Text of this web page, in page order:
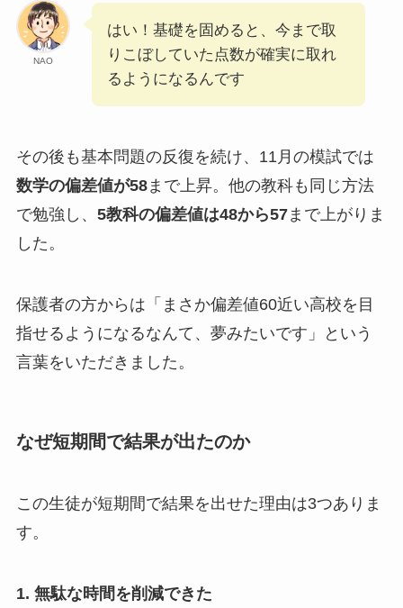
NAO
はい！基礎を固めると、今まで取
りこぼしていた点数が確実に取れ
るようになるんです
その後も基本問題の反復を続け、11月の模試では
数学の偏差値が58まで上昇。他の教科も同じ方法
で勉強し、 5教科の偏差値は48から57まで上がりま
した。
保護者の方からは「まさか偏差値60近い高校を目
指せるようになるなんて、夢みたいです」という
言葉をいただきました。
なぜ短期間で結果が出たのか
この生徒が短期間で結果を出せた理由は3つありま
す。
1. 無駄な時間を削減できた